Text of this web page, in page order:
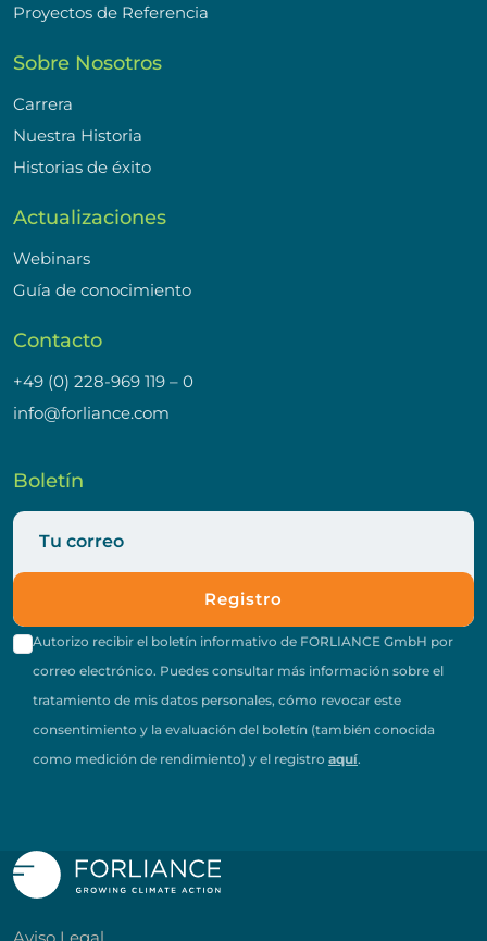
Proyectos de Referencia
Sobre Nosotros
Carrera
Nuestra Historia
Historias de éxito
Actualizaciones
Webinars
Guía de conocimiento
Contacto
+49 (0) 228-969 119 – 0
info@forliance.com
Boletín
Registro
Autorizo recibir el boletín informativo de FORLIANCE GmbH por
correo electrónico. Puedes consultar más información sobre el
tratamiento de mis datos personales, cómo revocar este
consentimiento y la evaluación del boletín (también conocida
como medición de rendimiento) y el registro aquí.